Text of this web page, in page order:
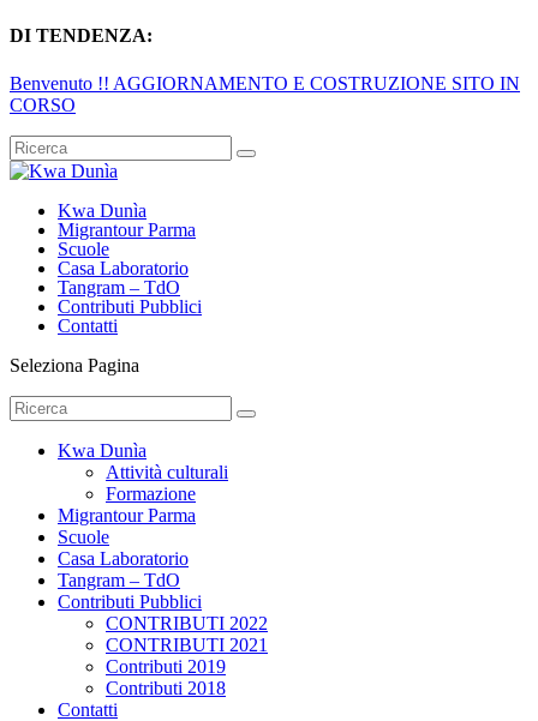
DI TENDENZA:
Benvenuto !! AGGIORNAMENTO E COSTRUZIONE SITO IN
CORSO
Kwa Dunìa
Migrantour Parma
Scuole
Casa Laboratorio
Tangram – TdO
Contributi Pubblici
Contatti
Seleziona Pagina
Kwa Dunìa
Attività culturali
Formazione
Migrantour Parma
Scuole
Casa Laboratorio
Tangram – TdO
Contributi Pubblici
CONTRIBUTI 2022
CONTRIBUTI 2021
Contributi 2019
Contributi 2018
Contatti